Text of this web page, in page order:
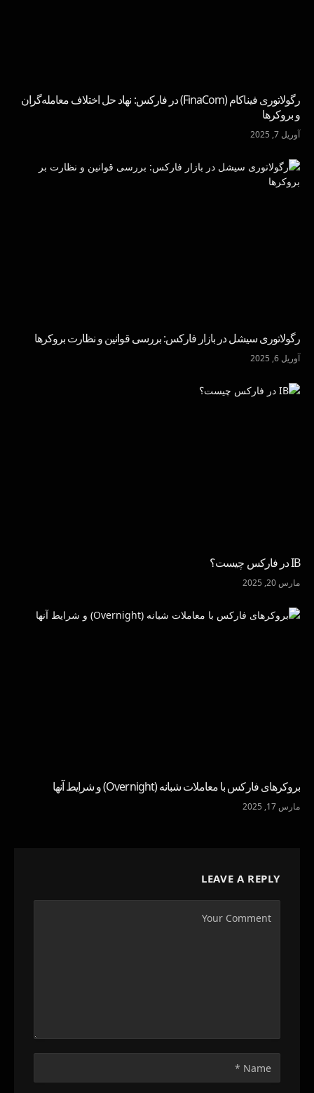
رگولاتوری فیناکام (FinaCom) در فارکس: نهاد حل اختلاف معامله‌گران
و بروکرها
آوریل 7, 2025
رگولاتوری سیشل در بازار فارکس: بررسی قوانین و نظارت بروکرها
آوریل 6, 2025
IB در فارکس چیست؟
مارس 20, 2025
بروکرهای فارکس با معاملات شبانه (Overnight) و شرایط آنها
مارس 17, 2025
LEAVE A REPLY